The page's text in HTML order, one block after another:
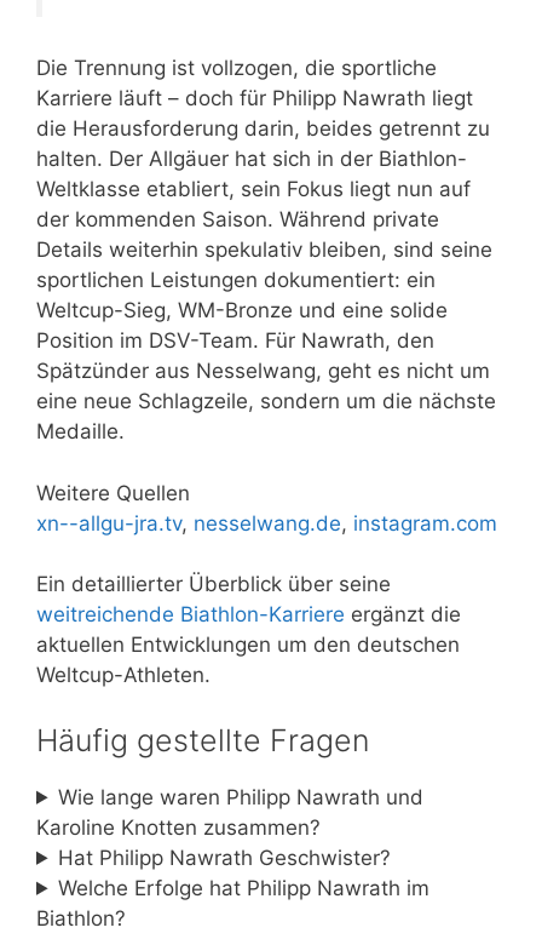
Die Trennung ist vollzogen, die sportliche
Karriere läuft – doch für Philipp Nawrath liegt
die Herausforderung darin, beides getrennt zu
halten. Der Allgäuer hat sich in der Biathlon-
Weltklasse etabliert, sein Fokus liegt nun auf
der kommenden Saison. Während private
Details weiterhin spekulativ bleiben, sind seine
sportlichen Leistungen dokumentiert: ein
Weltcup-Sieg, WM-Bronze und eine solide
Position im DSV-Team. Für Nawrath, den
Spätzünder aus Nesselwang, geht es nicht um
eine neue Schlagzeile, sondern um die nächste
Medaille.
Weitere Quellen
xn--allgu-jra.tv, nesselwang.de, instagram.com
Ein detaillierter Überblick über seine
weitreichende Biathlon-Karriere ergänzt die
aktuellen Entwicklungen um den deutschen
Weltcup-Athleten.
Häufig gestellte Fragen
Wie lange waren Philipp Nawrath und
Karoline Knotten zusammen?
Hat Philipp Nawrath Geschwister?
Welche Erfolge hat Philipp Nawrath im
Biathlon?